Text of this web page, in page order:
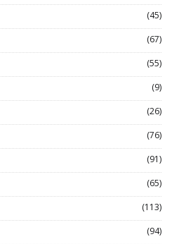
(45)
(67)
(55)
(9)
(26)
(76)
(91)
(65)
(113)
(94)